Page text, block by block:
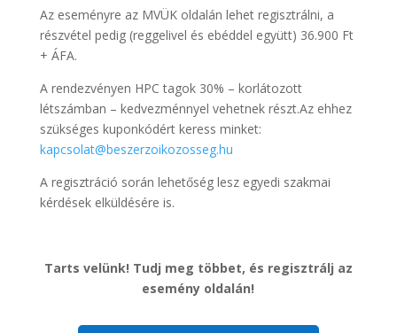
Az eseményre az MVÜK oldalán lehet regisztrálni, a
részvétel pedig (reggelivel és ebéddel együtt) 36.900 Ft
+ ÁFA.
A rendezvényen HPC tagok 30% – korlátozott
létszámban – kedvezménnyel vehetnek részt.Az ehhez
szükséges kuponkódért keress minket:
kapcsolat@beszerzoikozosseg.hu
A regisztráció során lehetőség lesz egyedi szakmai
kérdések elküldésére is.
Tarts velünk! Tudj meg többet, és regisztrálj az
esemény oldalán!